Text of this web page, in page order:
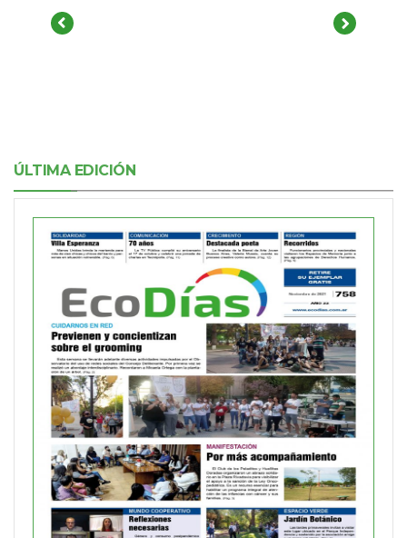
ÚLTIMA EDICIÓN